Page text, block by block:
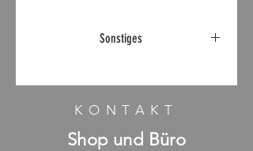
Sonstiges
KONTAKT
Shop und Büro